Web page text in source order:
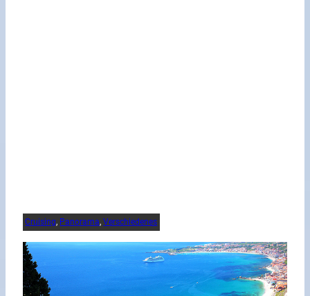
Cruising, Panorama, Verschiedenes